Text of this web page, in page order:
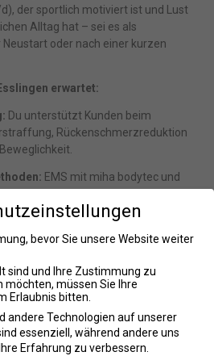
der sportlich motiviert ist und Lust
Alltag hat – sei es als
oder nach einer kurzen
erwartet:
Du unterstützt Kunden beim
Rückenschmerzreduktion
EMS mit miha bodytec und
wirst eingearbeitet.
Du arbeitest in einem kleinen,
Wertschätzung.
Jeder Tag bringt neue
neue Erfolgsmomente.
Du kannst Verantwortung
Ideen einbringen.
bevor Sie unsere Website weiter
sind und Ihre Zustimmung zu
müssen Sie Ihre
Erlaubnis bitten.
andere Technologien auf unserer
essenziell, während andere uns
Erfahrung zu verbessern.